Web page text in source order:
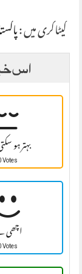
کیٹاگری میں :
اس
بہتر ہوVotes
Votes